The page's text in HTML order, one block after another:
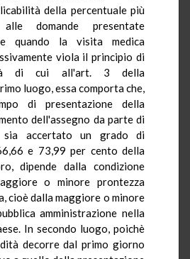
della percentuale più
domande presentate
quando la visita medica
viola il principio di
di cui all'art. 3 della
luogo, essa comporta che,
di presentazione della
dell'assegno da parte di
accertato un grado di
e 73,99 per cento della
dipende dalla condizione
o minore prontezza
cioè dalla maggiore o minore
amministrazione nella
In secondo luogo, poichè
decorre dal primo giorno